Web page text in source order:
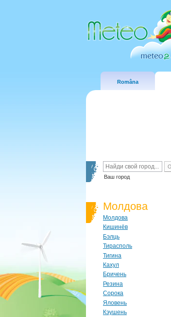
Româna
Ваш город
Молдова
Молдова
Кишинёв
Бэлць
Тирасполь
Тигина
Кахул
Бричень
Резина
Сорока
Яловень
Кэушень